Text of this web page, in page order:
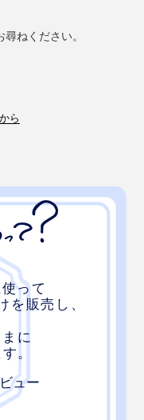
ォーマンスUPの拠
力、あなたのボディ
んは、プロサッカ
どをきっかけに
たそう。
選手は故障した順に
使われるようになっ
キープの技術として
です。
ア、楽器、植物な
があり、地球全体の
だと考えています」
ねください。
ら